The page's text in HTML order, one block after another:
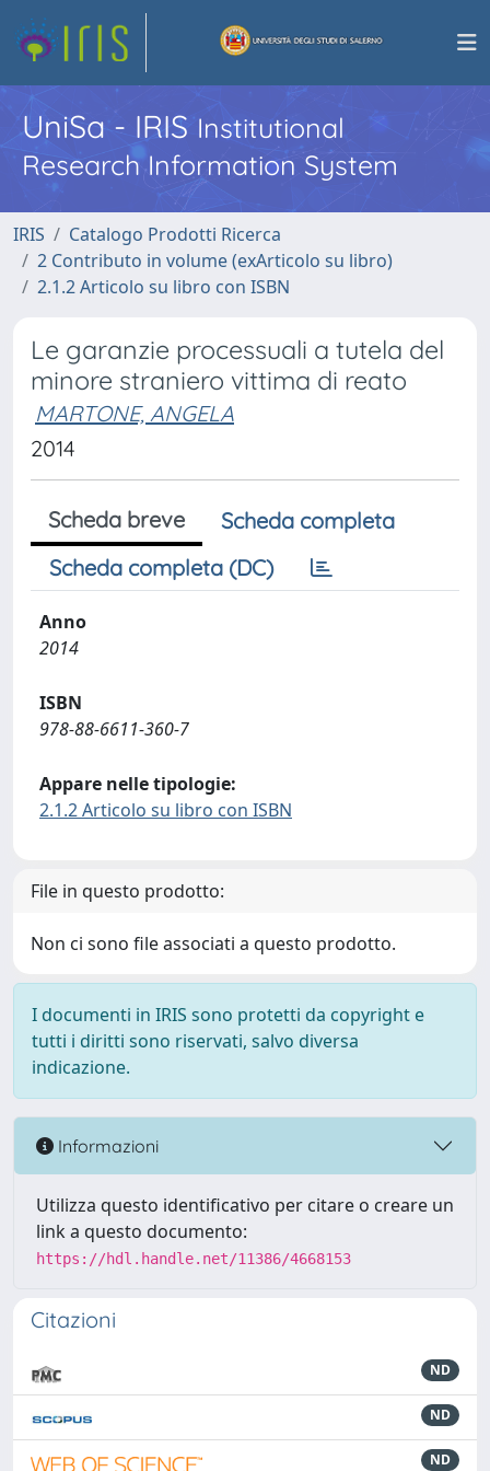
UniSa - IRISInstitutional
Research Information System
IRIS
Catalogo Prodotti Ricerca
2 Contributo in volume (exArticolo su libro)
2.1.2 Articolo su libro con ISBN
Le garanzie processuali a tutela del
minore straniero vittima di reato
MARTONE, ANGELA
2014
Scheda breve
Scheda completa
Scheda completa (DC)
Anno
2014
ISBN
978-88-6611-360-7
Appare nelle tipologie:
2.1.2 Articolo su libro con ISBN
File in questo prodotto:
Non ci sono file associati a questo prodotto.
I documenti in IRIS sono protetti da copyright e
tutti i diritti sono riservati, salvo diversa
indicazione.
Informazioni
Utilizza questo identificativo per citare o creare un
link a questo documento:
https://hdl.handle.net/11386/4668153
Citazioni
ND
ND
ND